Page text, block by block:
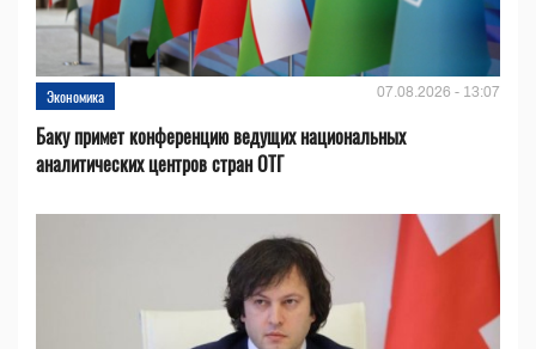
Экономика 07.08.2026 - 13:07
Баку примет конференцию ведущих национальных
аналитических центров стран ОТГ